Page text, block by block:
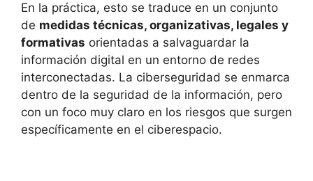
En la práctica, esto se traduce en un conjunto
de medidas técnicas, organizativas, legales y
formativas orientadas a salvaguardar la
información digital en un entorno de redes
interconectadas. La ciberseguridad se enmarca
dentro de la seguridad de la información, pero
con un foco muy claro en los riesgos que surgen
específicamente en el ciberespacio.